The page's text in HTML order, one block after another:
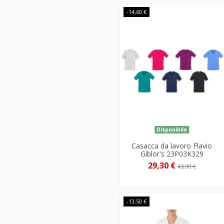
-14,60 €
Disponibile
Casacca da lavoro Flavio
Giblor's 23P03K329
29,30 €43,90 €
-13,50 €